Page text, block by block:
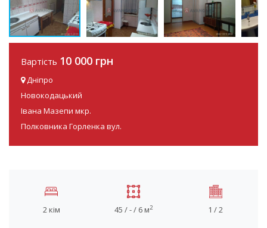
Вартість 10 000 грн
Дніпро
Новокодацький
Івана Мазепи мкр.
Полковника Горленка вул.
2 кім 45 / - / 6 м2 1 / 2